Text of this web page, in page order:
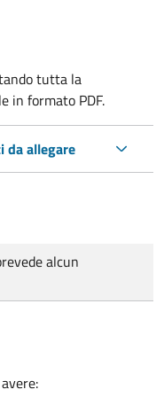
tutta la
in formato PDF.
da allegare
alcun